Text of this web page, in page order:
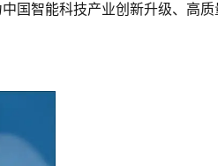
国智能科技产业创新升级、高质